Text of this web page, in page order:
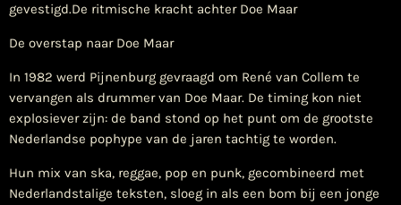
gevestigd.De ritmische kracht achter Doe Maar
De overstap naar Doe Maar
In 1982 werd Pijnenburg gevraagd om René van Collem te
vervangen als drummer van Doe Maar. De timing kon niet
explosiever zijn: de band stond op het punt om de grootste
Nederlandse pophype van de jaren tachtig te worden.
Hun mix van ska, reggae, pop en punk, gecombineerd met
Nederlandstalige teksten, sloeg in als een bom bij een jonge